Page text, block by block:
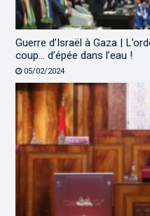
Guerre d’Israël à Gaza |
coup… d’épée dans l’eau !
05/02/2024